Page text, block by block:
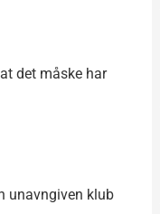
det måske har
unavngiven klub